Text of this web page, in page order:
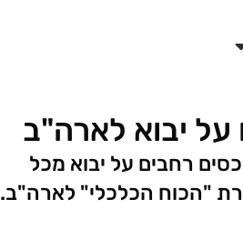
יבוא לארה"ב
רחבים על יבוא מכל
"הכוח הכלכלי" לארה"ב.